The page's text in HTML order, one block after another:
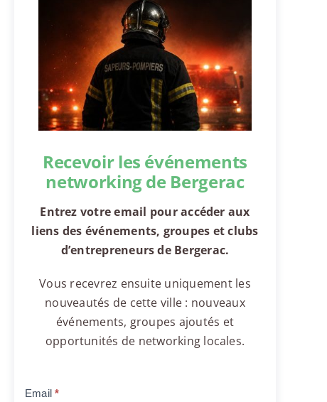
Recevoir les événements
networking de Bergerac
Entrez votre email pour accéder aux
liens des événements, groupes et clubs
d’entrepreneurs de Bergerac.
Vous recevrez ensuite uniquement les
nouveautés de cette ville : nouveaux
événements, groupes ajoutés et
opportunités de networking locales.
Compte
Email*